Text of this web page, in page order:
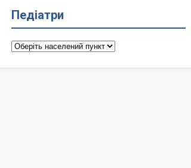
Педіатри
Педіатри